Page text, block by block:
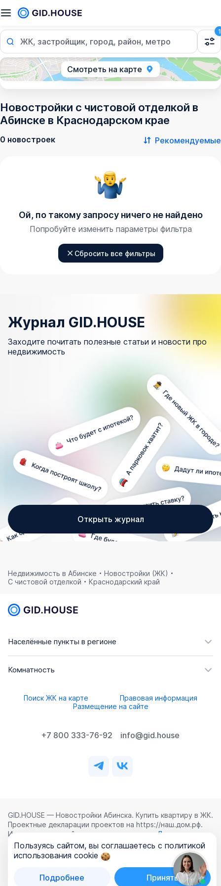
ЖК, застройщик, город, район, метро
1
Смотреть на карте
Новостройки с чистовой отделкой в
Абинске в Краснодарском крае
0 новостроек Рекомендуемые
Ой, по такому запросу ничего не найдено
Попробуйте изменить параметры фильтра
Сбросить все фильтры
Журнал GID.HOUSE
Заходите почитать полезные статьи и новости про
недвижимость
Открыть журнал
Недвижимость в Абинске
Новостройки (ЖК)
С чистовой отделкой
Краснодарский край
Населённые пункты в регионе
Комнатность
Поиск ЖК на карте
Правовая информация
Размещение на сайте
+7 800 333-76-92 info@gid.house
GID.HOUSE — Новостройки Абинска. Купить квартиру в ЖК.
Проектные декларации проектов на https://наш.дом.рф.
Использование сайта означает согласие с
Лицензионным
соглашением
,Политикой конфиденциальностии
Политикой обработки персональных данных
ООО «ГИД.ХАУЗ»
Пользуясь сайтом, вы соглашаетесь с политикой
использования cookie
Подробнее Принять